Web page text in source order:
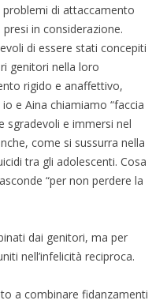
di attaccamento
in considerazione.
di essere stati concepiti
genitori nella loro
rigido e anaffettivo,
e Aina chiamiamo “faccia
sgradevoli e immersi nel
come si sussurra nella
tra gli adolescenti. Cosa
“per non perdere la
dai genitori, ma per
nell’infelicità reciproca.
a combinare fidanzamenti